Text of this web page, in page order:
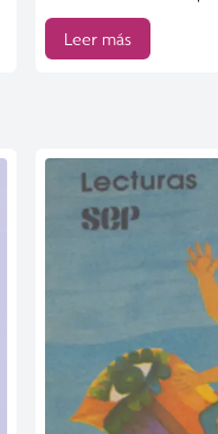
Leer más